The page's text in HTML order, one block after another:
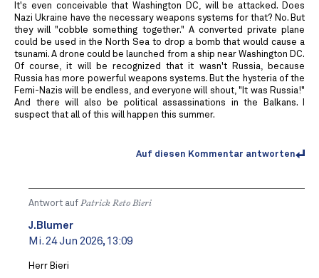
It's even conceivable that Washington DC, will be attacked. Does
Nazi Ukraine have the necessary weapons systems for that? No. But
they will "cobble something together." A converted private plane
could be used in the North Sea to drop a bomb that would cause a
tsunami. A drone could be launched from a ship near Washington DC.
Of course, it will be recognized that it wasn't Russia, because
Russia has more powerful weapons systems. But the hysteria of the
Femi-Nazis will be endless, and everyone will shout, "It was Russia!"
And there will also be political assassinations in the Balkans. I
suspect that all of this will happen this summer.
Auf diesen Kommentar antworten
Antwort auf Patrick Reto Bieri
J.Blumer
Mi. 24 Jun 2026, 13:09
Herr Bieri